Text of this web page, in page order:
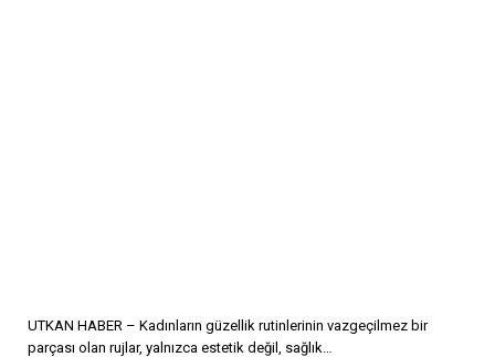
UTKAN HABER – Kadınların güzellik rutinlerinin vazgeçilmez bir
parçası olan rujlar, yalnızca estetik değil, sağlık…